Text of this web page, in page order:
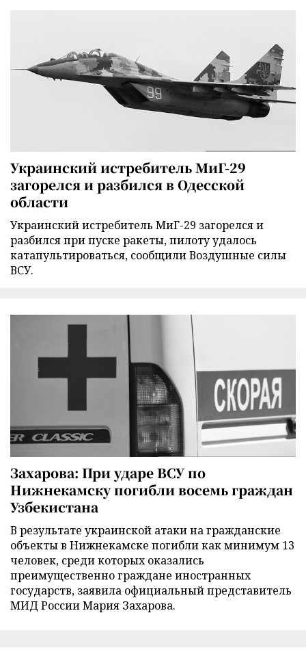
Украинский истребитель МиГ-29
загорелся и разбился в Одесской
области
Украинский истребитель МиГ-29 загорелся и
разбился при пуске ракеты, пилоту удалось
катапультироваться, сообщили Воздушные силы
ВСУ.
Захарова: При ударе ВСУ по
Нижнекамску погибли восемь граждан
Узбекистана
В результате украинской атаки на гражданские
объекты в Нижнекамске погибли как минимум 13
человек, среди которых оказались
преимущественно граждане иностранных
государств, заявила официальный представитель
МИД России Мария Захарова.